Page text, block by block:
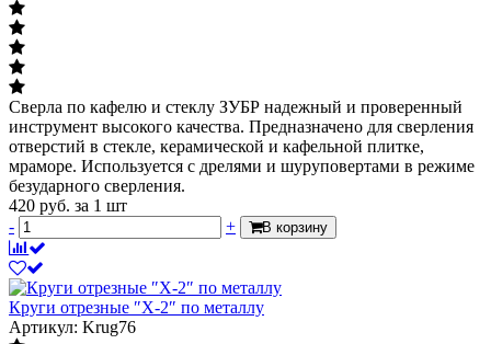
Сверла по кафелю и стеклу ЗУБР надежный и проверенный
инструмент высокого качества. Предназначено для сверления
отверстий в стекле, керамической и кафельной плитке,
мраморе. Используется с дрелями и шуруповертами в режиме
безударного сверления.
420 руб. за 1 шт
-
+ В корзину
Круги отрезные ″X-2″ по металлу
Артикул: Krug76